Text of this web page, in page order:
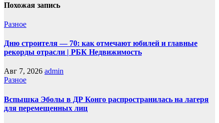
Похожая запись
Разное
Дню строителя — 70: как отмечают юбилей и главные
рекорды отрасли | РБК Недвижимость
Авг 7, 2026 admin
Разное
Вспышка Эболы в ДР Конго распространилась на лагеря
для перемещенных лиц